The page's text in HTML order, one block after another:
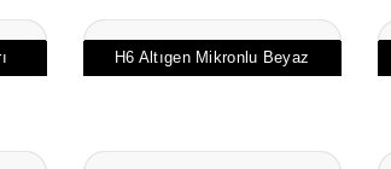
H6 Altıgen Mikronlu Beyaz